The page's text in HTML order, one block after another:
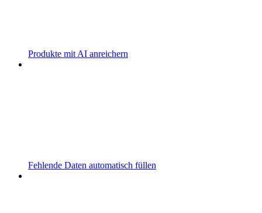
Produkte mit AI anreichern
Fehlende Daten automatisch füllen